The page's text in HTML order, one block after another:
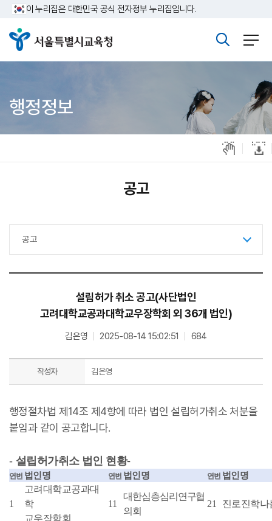
주메뉴바로가기
본문바로가기
이 누리집은 대한민국 공식 전자정부 누리집입니다.
행정정보
공고
공고
설립허가 취소 공고(사단법인
고려대학교공과대학교우장학회 외 36개 법인)
김은영 2025-08-14 15:02:51 684
작성자 김은영
행정절차법 제14조 제4항에 따라 법인 설립허가취소 처분을
붙임과 같이 공고합니다.
- 설립허가취소 법인 현황-
연번 법인명 연번 법인명 연번 법인명
1
고려대학교공과대
학
교우장학회
11
대한심층심리연구협
의회
21 진로진학나